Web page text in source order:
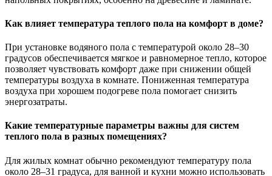
Как влияет температура теплого пола на комфорт в доме?
При установке водяного пола с температурой около 28–30
градусов обеспечивается мягкое и равномерное тепло, которое
позволяет чувствовать комфорт даже при снижении общей
температуры воздуха в комнате. Пониженная температура
воздуха при хорошем подогреве пола помогает снизить
энергозатраты.
Какие температурные параметры важны для систем
теплого пола в разных помещениях?
Для жилых комнат обычно рекомендуют температуру пола
около 28–31 градуса, для ванной и кухни можно использовать